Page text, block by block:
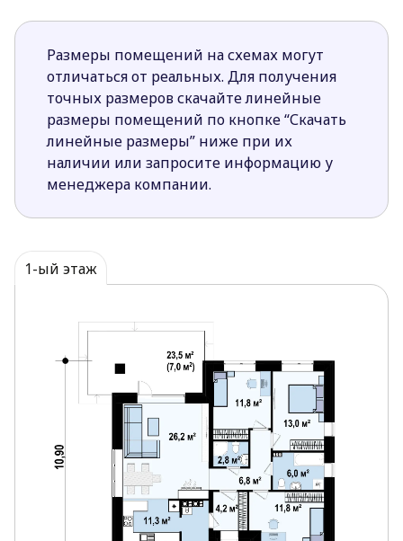
простора и света. Частично открытая кухня
визуально расширяет пространство дневной
зоны.
Наличие террасы незаменимо для
организации обедов и ужинов с семьёй и
друзьями в тёплую погоду.
Наличие дополнительного санузла позволяет
утреннего туалета, а также устраняет
дома гостям.
В доме 3 просторных и светлых спальни, что
Проект Z273 k благодаря стильному оформлению
фасадов и уютному светлому интерьеру
привлекает застройщиков разных возрастов. Дом,
построенный по данному проекту, - прекрасное
решение для семей, которые ценя домашний уют
и просторные светлые помещения.
Размеры помещений на схемах могут
отличаться от реальных. Для получения
точных размеров скачайте линейные
размеры помещений по кнопке “Скачать
линейные размеры” ниже при их
наличии или запросите информацию у
менеджера компании.
1-ый этаж